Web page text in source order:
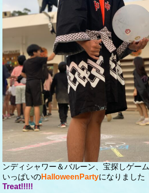
ンディシャワー＆バルーン、宝探しゲーム
いっぱいのHalloweenPartyになりました
Treat!!!!!